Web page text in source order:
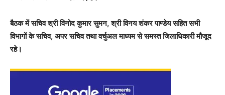
बैठक में सचिव श्री विनोद कुमार सुमन, श्री विनय शंकर पाण्डेय सहित सभी
विभागों के सचिव, अपर सचिव तथा वर्चुअल माध्यम से समस्त जिलाधिकारी मौजूद
रहे।